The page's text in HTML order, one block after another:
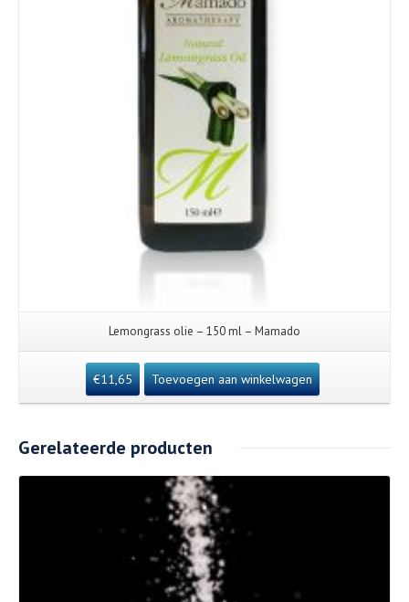
Lemongrass olie – 150 ml – Mamado
€11,65 Toevoegen aan winkelwagen
Gerelateerde producten